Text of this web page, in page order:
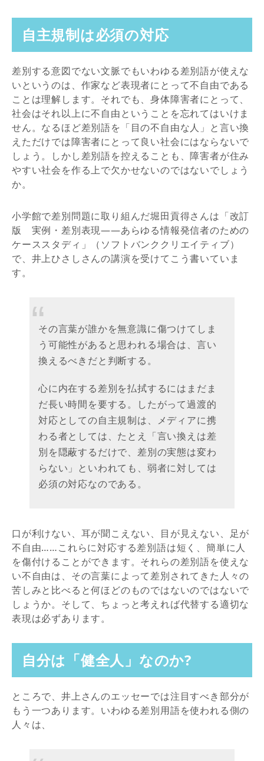
自主規制は必須の対応
差別する意図でない文脈でもいわゆる差別語が使えな
いというのは、作家など表現者にとって不自由である
ことは理解します。それでも、身体障害者にとって、
社会はそれ以上に不自由ということを忘れてはいけま
せん。なるほど差別語を「目の不自由な人」と言い換
えただけでは障害者にとって良い社会にはならないで
しょう。しかし差別語を控えることも、障害者が住み
やすい社会を作る上で欠かせないのではないでしょう
か。
小学館で差別問題に取り組んだ堀田貢得さんは「改訂
版 実例・差別表現――あらゆる情報発信者のための
ケーススタディ」（ソフトバンククリエイティブ）
で、井上ひさしさんの講演を受けてこう書いていま
す。
その言葉が誰かを無意識に傷つけてしま
う可能性があると思われる場合は、言い
換えるべきだと判断する。
心に内在する差別を払拭するにはまだま
だ長い時間を要する。したがって過渡的
対応としての自主規制は、メディアに携
わる者としては、たとえ「言い換えは差
別を隠蔽するだけで、差別の実態は変わ
らない」といわれても、弱者に対しては
必須の対応なのである。
口が利けない、耳が聞こえない、目が見えない、足が
不自由……これらに対応する差別語は短く、簡単に人
を傷付けることができます。それらの差別語を使えな
い不自由は、その言葉によって差別されてきた人々の
苦しみと比べると何ほどのものではないのではないで
しょうか。そして、ちょっと考えれば代替する適切な
表現は必ずあります。
自分は「健全人」なのか?
ところで、井上さんのエッセーでは注目すべき部分が
もう一つあります。いわゆる差別用語を使われる側の
人々は、